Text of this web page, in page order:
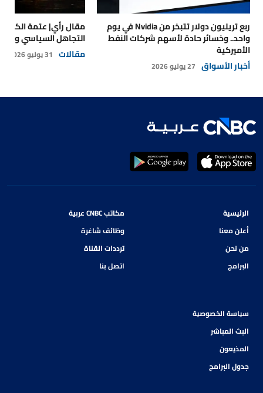
ربع تريليون دولار تتبخر من Nvidia في يوم
واحد.. وخسائر حادة لأسهم شركات النفط
الأميركية
أخبار الأسواق 27 يوليو 2026
مقال رأي| عتمة
التجاهل السياسي
مقالات 31 يوليو 2026
الرئيسية
أعلن معنا
من نحن
البرامج
مكاتب CNBC عربية
وظائف شاغرة
ترددات القناة
اتصل بنا
سياسة الخصوصية
البث المباشر
المذيعون
جدول البرامج